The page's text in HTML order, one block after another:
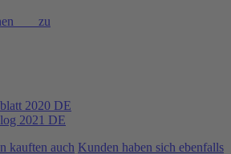
zu
2020 DE
2021 DE
kauften auch Kunden haben sich ebenfalls